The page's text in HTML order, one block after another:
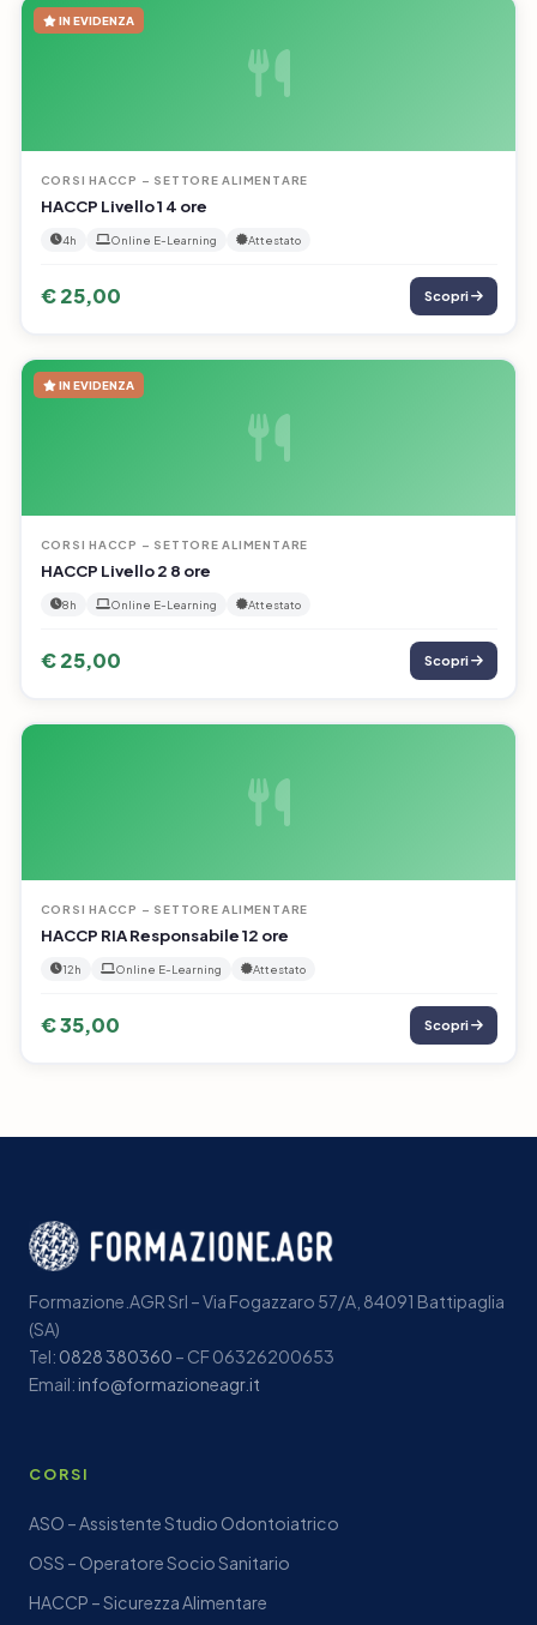
IN EVIDENZA
CORSI HACCP – SETTORE ALIMENTARE
HACCP Livello 1 4 ore
4h Online E-Learning Attestato
€ 25,00 Scopri
IN EVIDENZA
CORSI HACCP – SETTORE ALIMENTARE
HACCP Livello 2 8 ore
8h Online E-Learning Attestato
€ 25,00 Scopri
CORSI HACCP – SETTORE ALIMENTARE
HACCP RIA Responsabile 12 ore
12h Online E-Learning Attestato
€ 35,00 Scopri
Formazione.AGR Srl – Via Fogazzaro 57/A, 84091 Battipaglia
(SA)
Tel: 0828 380360 – CF 06326200653
Email: info@formazioneagr.it
CORSI
ASO – Assistente Studio Odontoiatrico
OSS – Operatore Socio Sanitario
HACCP – Sicurezza Alimentare